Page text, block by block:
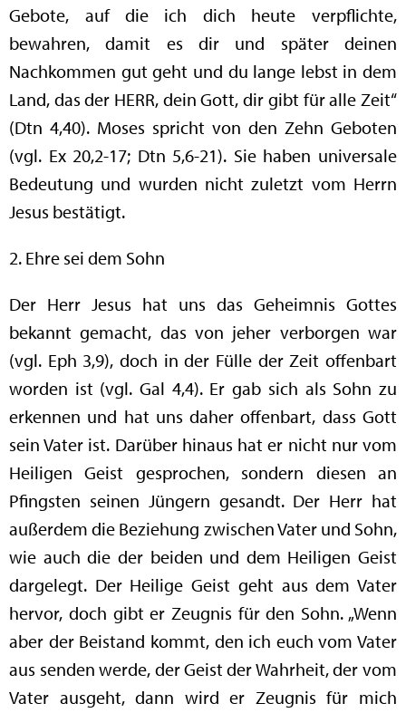
Gebote, auf die ich dich heute verpflichte,
bewahren, damit es dir und später deinen
Nachkommen gut geht und du lange lebst in dem
Land, das der HERR, dein Gott, dir gibt für alle Zeit“
(Dtn 4,40). Moses spricht von den Zehn Geboten
(vgl. Ex 20,2-17; Dtn 5,6-21). Sie haben universale
Bedeutung und wurden nicht zuletzt vom Herrn
Jesus bestätigt.
2. Ehre sei dem Sohn
Der Herr Jesus hat uns das Geheimnis Gottes
bekannt gemacht, das von jeher verborgen war
(vgl. Eph 3,9), doch in der Fülle der Zeit offenbart
worden ist (vgl. Gal 4,4). Er gab sich als Sohn zu
erkennen und hat uns daher offenbart, dass Gott
sein Vater ist. Darüber hinaus hat er nicht nur vom
Heiligen Geist gesprochen, sondern diesen an
Pfingsten seinen Jüngern gesandt. Der Herr hat
außerdem die Beziehung zwischen Vater und Sohn,
wie auch die der beiden und dem Heiligen Geist
dargelegt. Der Heilige Geist geht aus dem Vater
hervor, doch gibt er Zeugnis für den Sohn. „Wenn
aber der Beistand kommt, den ich euch vom Vater
aus senden werde, der Geist der Wahrheit, der vom
Vater ausgeht, dann wird er Zeugnis für mich